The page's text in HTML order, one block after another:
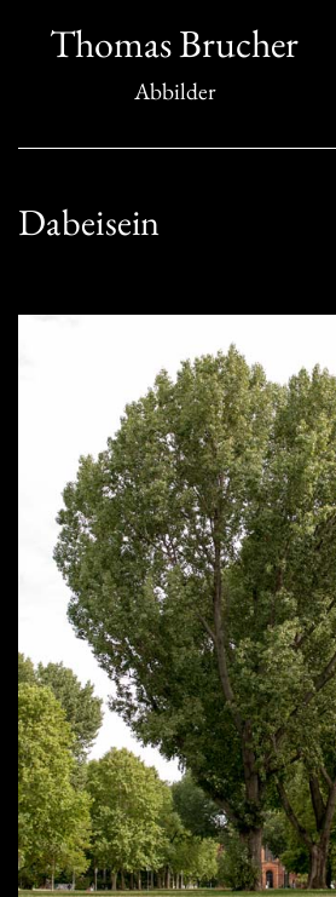
InhaltThomas Brucher
Abbilder
Dabeisein